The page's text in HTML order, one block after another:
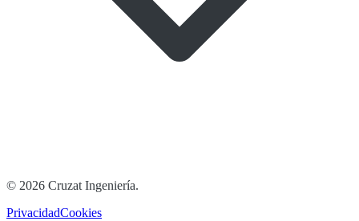
© 2026 Cruzat Ingeniería.
PrivacidadCookies